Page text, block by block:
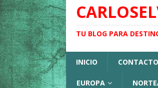
TU BLOG PARA
INICIO CONTACTO
EUROPA